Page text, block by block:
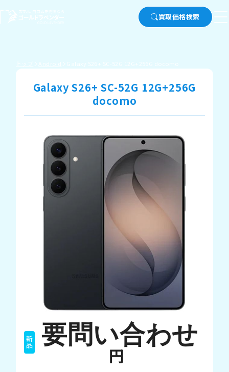
買取価格検索
トップ Android Galaxy S26+ SC-52G 12G+256G docomo
Galaxy S26+ SC-52G 12G+256G
docomo
新品 要問い合わせ
円